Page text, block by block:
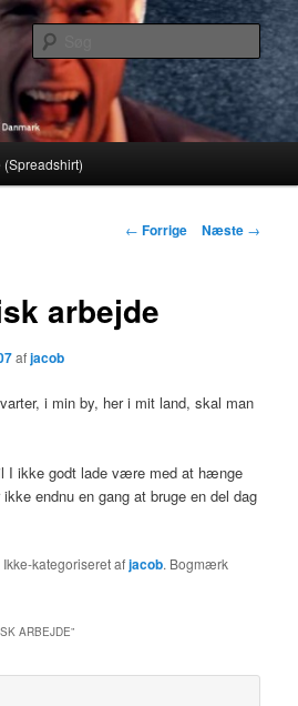
ikke . dk
fra hverdagen i Danmark
Søg
Indlægsnavigation
← Forrige Næste →
arbejde
afjacob
i min by, her i mit land, skal man
I ikke godt lade være med at hænge
endnu en gang at bruge en del dag
kategoriseret afjacob. Bogmærk
ARBEJDE”